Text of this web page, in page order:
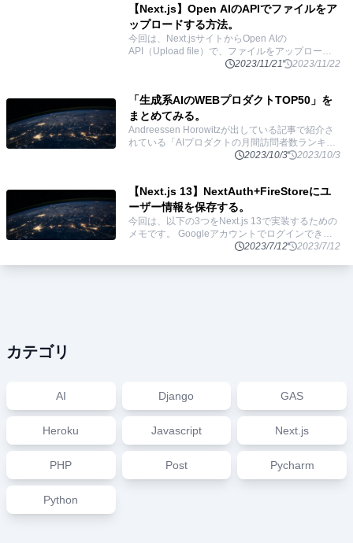
【Next.js】Open AIのAPIでファイルをア
ップロードする方法。
今回は、Next.jsサイトからOpen AIの
API（Upload file）で、ファイルをアップロード
する方法を実装するのに時間がかかったのでその
2023/11/21 2023/11/22
「生成系AIのWEBプロダクトTOP50」を
まとめてみる。
Andreessen Horowitzが出している記事で紹介さ
れている「AIプロダクトの月間訪問者数ランキン
グTOP50」のサービスをまとめました。 目次
2023/10/3 2023/10/3
【Next.js 13】NextAuth+FireStoreにユ
ーザー情報を保存する。
今回は、以下の3つをNext.js 13で実装するための
メモです。 Googleアカウントでログインできる
アカウント、セッション情報をFirestoreに保存す
2023/7/12 2023/7/12
カテゴリ
AI Django GAS
Heroku Javascript Next.js
PHP Post Pycharm
Python